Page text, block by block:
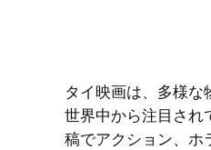
タイ映画は、多様
世界中から注目され
稿でアクション、ホ